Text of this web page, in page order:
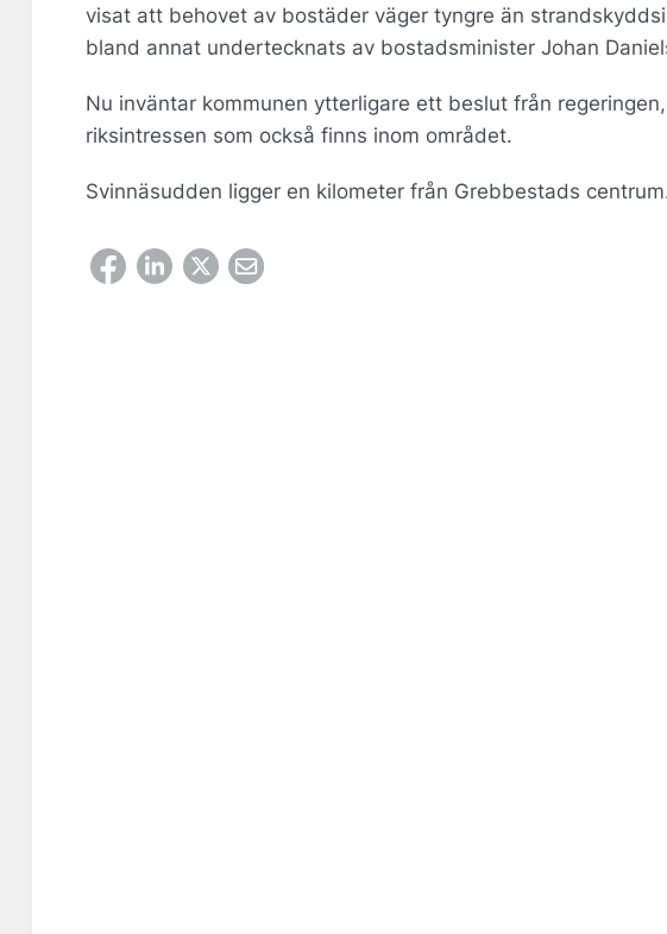
visat att behovet av bostäder väger tyngre än
bland annat undertecknats av bostadsminister Johan
Nu inväntar kommunen ytterligare ett beslut från
riksintressen som också finns inom området.
Svinnäsudden ligger en kilometer från Grebbestads